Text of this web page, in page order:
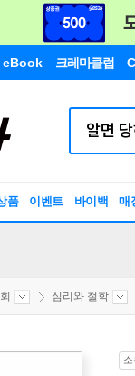
eBook 크레마클럽
품 이벤트 바이백 매
심리와 철학